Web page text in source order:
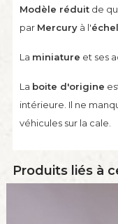
Modèle réduit de
par Mercury à l'
La miniature et ses
La boite d'origine
intérieure. Il ne
véhicules sur la cale.
Produits liés à